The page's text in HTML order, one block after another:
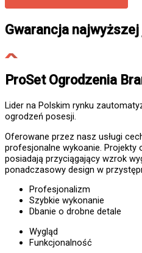
Gwarancja
ProSet Ogrodzenia
Lider na Polskim rynku
ogrodzeń posesji.
Oferowane przez nasz usługi
profesjonalne wykoanie. Projekty
posiadają przyciągający wzrok
ponadczasowy design w
Profesjonalizm
Szybkie wykonanie
Dbanie o drobne detale
Wygląd
Funkcjonalność